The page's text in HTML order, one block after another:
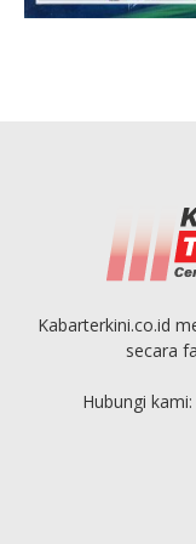
Kabarterkini.co.id
secara
Hubungi kami: